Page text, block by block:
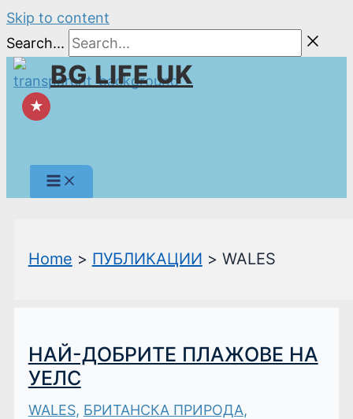
Skip to content
Search...
BG LIFE UK
★
Home ПУБЛИКАЦИИ WALES
НАЙ-ДОБРИТЕ ПЛАЖОВЕ НА
УЕЛС
WALES, БРИТАНСКА ПРИРОДА,